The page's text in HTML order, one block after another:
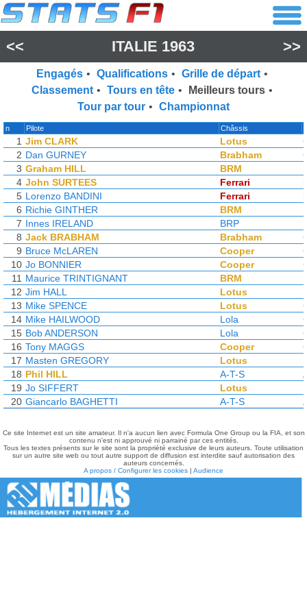
<< ITALIE 1963 >>
Engagés • Qualifications • Grille de départ •
Classement • Tours en tête • Meilleurs tours •
Tour par tour • Championnat
n Pilote Châssis
1 Jim CLARK Lotus
2 Dan GURNEY Brabham
3 Graham HILL BRM
4 John SURTEES Ferrari
5 Lorenzo BANDINI Ferrari
6 Richie GINTHER BRM
7 Innes IRELAND BRP
8 Jack BRABHAM Brabham
9 Bruce McLAREN Cooper
10 Jo BONNIER Cooper
11 Maurice TRINTIGNANT BRM
12 Jim HALL Lotus
13 Mike SPENCE Lotus
14 Mike HAILWOOD Lola
15 Bob ANDERSON Lola
16 Tony MAGGS Cooper
17 Masten GREGORY Lotus
18 Phil HILL A-T-S
19 Jo SIFFERT Lotus
20 Giancarlo BAGHETTI A-T-S
Ce site Internet est un site amateur. Il n'a aucun lien avec Formula One Group ou la FIA, et son
contenu n'est ni approuvé ni parrainé par ces entités.
Tous les textes présents sur le site sont la propriété exclusive de leurs auteurs. Toute utilisation
sur un autre site web ou tout autre support de diffusion est interdite sauf autorisation des
auteurs concernés.
A propos / Configurer les cookies | Audience